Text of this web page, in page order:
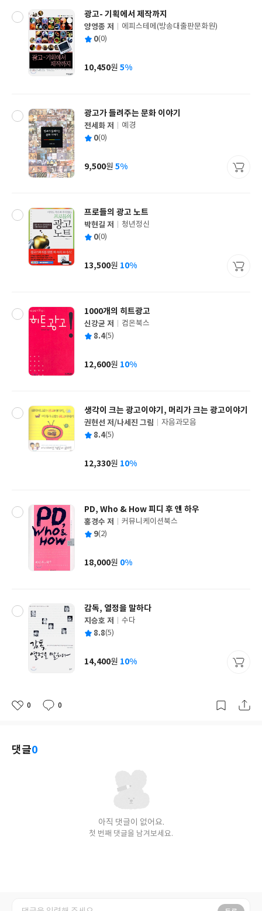
광고- 기획에서 제작까지
글
쓴
양영종 저
출
사
에피스테메(방송대출판문화원)
평 0(0)
가
10,450원 5%
광고가 들려주는 문화 이야기
글
쓴
전세화 저
출
사
예경
평 0(0)
가
9,500원 5%
프로들의 광고 노트
글
쓴
박현길 저
출
사
청년정신
평 0(0)
가
13,500원 10%
1000개의 히트광고
글
쓴
신강균 저
출
사
컴온북스
평 8.4(5)
가
12,600원 10%
생각이 크는 광고이야기, 머리가 크는 광고이야기
글
쓴
권현선 저/나세진 그림
출
사
자음과모음
평 8.4(5)
가
12,330원 10%
PD, Who & How 피디 후 앤 하우
글
쓴
홍경수 저
출
사
커뮤니케이션북스
평 9(2)
가
18,000원 0%
감독, 열정을 말하다
글
쓴
지승호 저
출
사
수다
평 8.8(5)
가
14,400원 10%
좋
0
댓
0
작
댓글0
아직 댓글이 없어요.
첫 번째 댓글을 남겨보세요.